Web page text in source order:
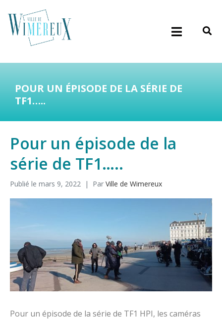
POUR UN ÉPISODE DE LA SÉRIE DE
TF1…..
Pour un épisode de la
série de TF1…..
Publié le mars 9, 2022 Par Ville de Wimereux
Pour un épisode de la série de TF1 HPI, les caméras